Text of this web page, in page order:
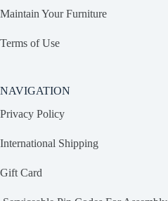
Maintain Your Furniture
Terms of Use
NAVIGATION
Privacy Policy
International Shipping
Gift Card